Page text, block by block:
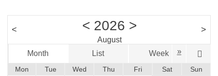
< < 2026 >
August
>
»
Month List Week
Mon Tue Wed Thu Fri Sat
Sun